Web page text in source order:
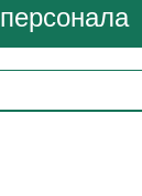
персонала